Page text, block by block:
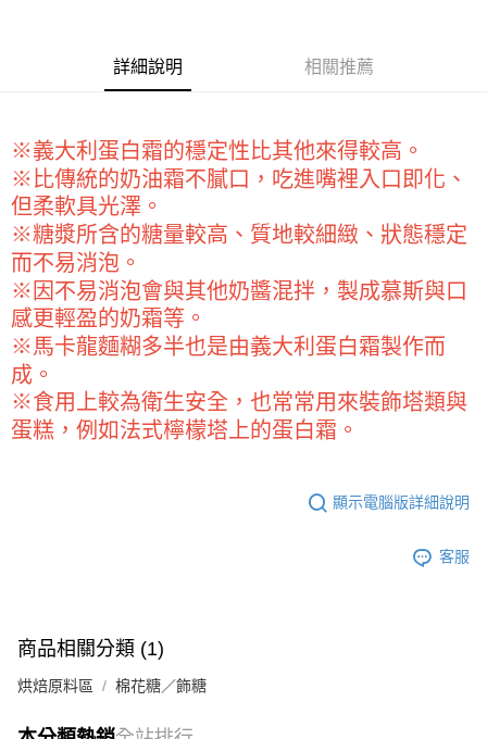
AFTEE先享後付
AFTEE先享後付是「在收到商品之後才付款」的支付方式。 讓您購物簡單
便利好安心！
１．簡單：不需註冊會員、不需綁卡、不需儲值。
２．便利：只要手機號碼，簡訊認證，即可結帳。
３．安心：先確認商品／服務後，再付款。
【「AFTEE先享後付」結帳流程】
１．於結帳方式選擇「AFTEE先享後付」後，將跳轉至「AFTEE先享後付」
結帳頁面，進行簡訊認證並確認金額後，即可完成結帳。
２．訂單成立數日內，您將收到繳費通知簡訊。
３．收到繳費通知簡訊後14天內，點擊此簡訊中的連結，可透過四大超商／
ATM／網路銀行／等多元方式進行付款，方視為交易完成。
※ 請注意：結帳手續完成當下不需立刻繳費，但若您需要取消訂單，請聯絡
購買商品的店家。未經商家同意取消之訂單仍視為有效，需透過AFTEE先享
後付繳納相關費用。
※ 交易是否成功請以「AFTEE先享後付 」之結帳頁面顯示為準，若有關於
易，需依本服務之必要範圍內提供個人資料，並將交易相關給付款項請求債
「AFTEE先享後付」，若未經同意申辦者引起之損失，本公司不負相關責
４．使用「AFTEE先享後付」時，將依據個別帳號之用戶狀況，依本公司即
請求用戶進行身份認證。
ATM付款
運送方式
全家取貨付款-重量限制含紙箱10kg，請控制商品重量在9~9.5
kg
每筆NT$90，滿NT$990(含以上)免運費
付款後全家取貨-重量限制含紙箱10kg，請控制商品重量在9~
9.5kg
每筆NT$90，滿NT$990(含以上)免運費
7-11取貨付款-重量限制含紙箱10kg，請控制商品重量在9~9.5
付款後7-11取貨-重量限制含紙箱10kg，請控制商品重量在9~
每筆NT$150，滿NT$2,000(含以上)免運費
離島客戶-中華郵政
詳細說明 相關推薦
※義大利蛋白霜的穩定性比其他來得較高。
※比傳統的奶油霜不膩口，吃進嘴裡入口即化、
但柔軟具光澤。
※糖漿所含的糖量較高、質地較細緻、狀態穩定
而不易消泡。
※因不易消泡會與其他奶醬混拌，製成慕斯與口
感更輕盈的奶霜等。
※馬卡龍麵糊多半也是由義大利蛋白霜製作而
成。
※食用上較為衛生安全，也常常用來裝飾塔類與
蛋糕，例如法式檸檬塔上的蛋白霜。
顯示電腦版詳細說明
客服
商品相關分類 (1)
烘焙原料區 棉花糖／飾糖